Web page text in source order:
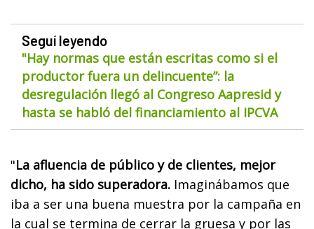
Seguí leyendo
"Hay normas que están escritas como si el
productor fuera un delincuente”: la
desregulación llegó al Congreso Aapresid y
hasta se habló del financiamiento al IPCVA
"La afluencia de público y de clientes, mejor
dicho, ha sido superadora. Imaginábamos que
iba a ser una buena muestra por la campaña en
la cual se termina de cerrar la gruesa y por las